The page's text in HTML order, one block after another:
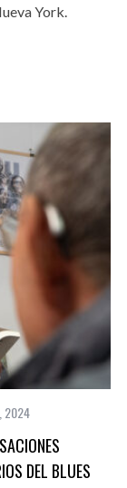
York.
2024
DEL BLUES